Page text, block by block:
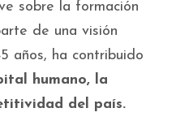
sobre la formación
de una visión
años, ha contribuido
humano, la
del país.